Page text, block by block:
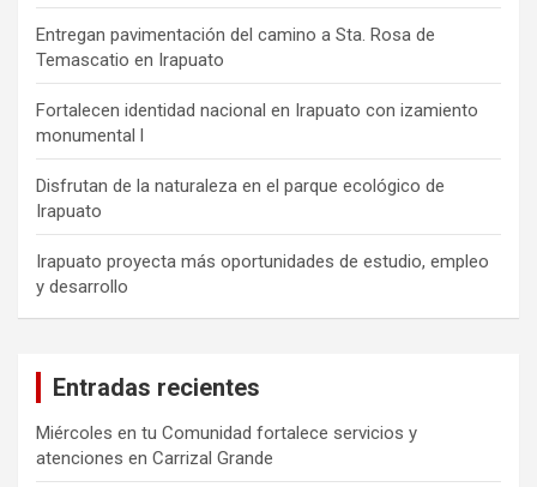
Entregan pavimentación del camino a Sta. Rosa de
Temascatio en Irapuato
Fortalecen identidad nacional en Irapuato con izamiento
monumental l
Disfrutan de la naturaleza en el parque ecológico de
Irapuato
Irapuato proyecta más oportunidades de estudio, empleo
y desarrollo
Entradas recientes
Miércoles en tu Comunidad fortalece servicios y
atenciones en Carrizal Grande